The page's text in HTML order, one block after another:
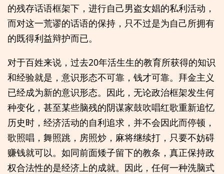
的残存话语框架下，进行自己男盗女娼的私利活动，
而对这一荒谬的话语的保持，只不过是为自己所拥有
的既得利益辩护而已。
对于百姓来说，过去20年活生生的教育所获得的知识
和经验就是，意识形态不可靠，钱才可靠。拜金主义
已经成为新的意识形态。因此，无论政治框架发生何
种变化，甚至某些脑残的阴谋家鼓吹唱红歌重新追忆
历史时，经济活动的自利追求，并不会因此而停顿，
歌照唱，舞照跳，房照炒，麻将继续打，只要不妨碍
赚钱就可以。如同前面矮子留下的教条，真正保持政
权合法性的是经济上的成就。因此，任何一种洗脑式